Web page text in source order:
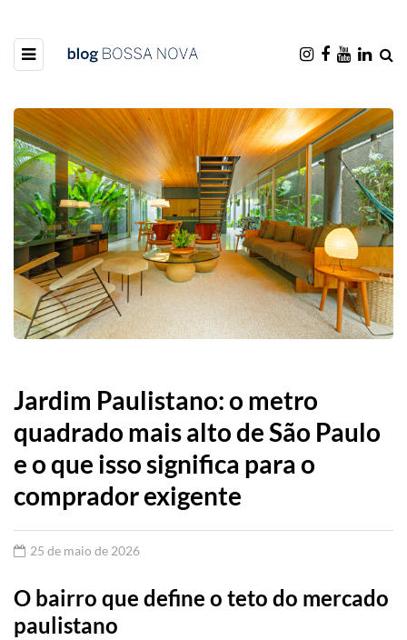
Jardim Paulistano: o metro
quadrado mais alto de São Paulo
e o que isso significa para o
comprador exigente
25 de maio de 2026
O bairro que define o teto do mercado
paulistano